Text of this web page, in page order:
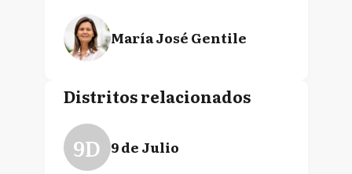
María José Gentile
Distritos relacionados
9D 9 de Julio